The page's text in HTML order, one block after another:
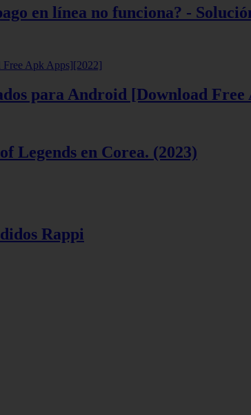
en línea no funciona? -
para Android [Download
Legends en Corea. (2023)
Rappi